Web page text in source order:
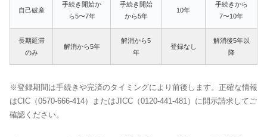
自己破産
手続き開始か
ら5〜7年
手続き開始
から5年
10年
手続きから
7〜10年
長期延滞
のみ
解消から5年
解消から5
年
登録なし
解消後5年以
降
※登録期間は手続きや完済のタイミングにより前後します。正確な情報
はCIC（0570-666-414）またはJICC（0120-441-481）に開示請求してご
確認ください。